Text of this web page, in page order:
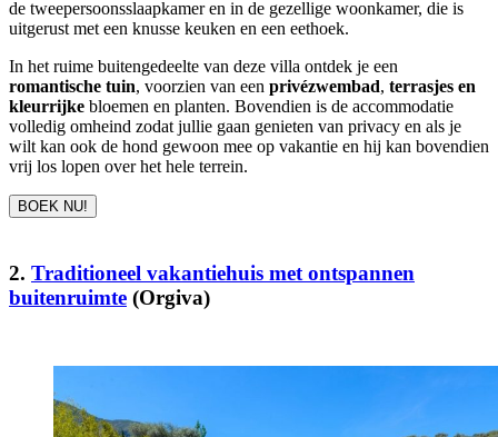
de tweepersoonsslaapkamer en in de gezellige woonkamer, die is
uitgerust met een knusse keuken en een eethoek.
In het ruime buitengedeelte van deze villa ontdek je een
romantische tuin, voorzien van een privézwembad, terrasjes en
kleurrijke bloemen en planten. Bovendien is de accommodatie
volledig omheind zodat jullie gaan genieten van privacy en als je
wilt kan ook de hond gewoon mee op vakantie en hij kan bovendien
vrij los lopen over het hele terrein.
BOEK NU!
2. Traditioneel vakantiehuis met ontspannen
buitenruimte (Orgiva)